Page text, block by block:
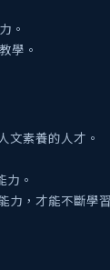
。
學。
文素養的人才。
力。
力，才能不斷學